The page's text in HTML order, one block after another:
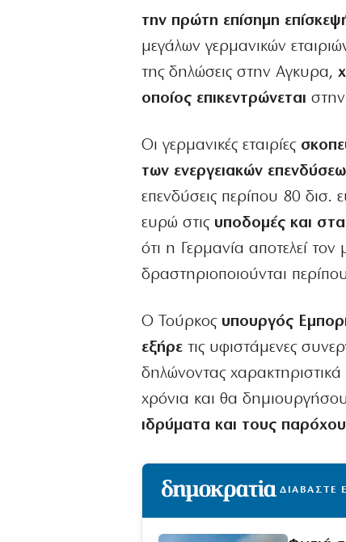
την πρώτη επίσημη
μεγάλων γερμανικών
της δηλώσεις στην Αγκυρα,
οποίος επικεντρώνεται
Οι γερμανικές εταιρίες
των ενεργειακών
επενδύσεις περίπου 80
ευρώ στις υποδομές και στα
ότι η Γερμανία αποτελεί
δραστηριοποιούνται
Ο Τούρκος υπουργός
εξήρε τις υφιστάμενες
δηλώνοντας χαρακτηριστικά
χρόνια και θα
ιδρύματα και τους
ΔΙΑΒΑΣΤΕ